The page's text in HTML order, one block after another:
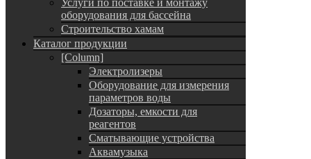
Услуги по поставке и монтажу
оборудования для бассейна
Строительство хамам
Каталог продукции
[Column]
Электролизеры
Оборудование для измерения
параметров воды
Дозаторы, емкости для
реагентов
Сматывающие устройства
Аквамузыка